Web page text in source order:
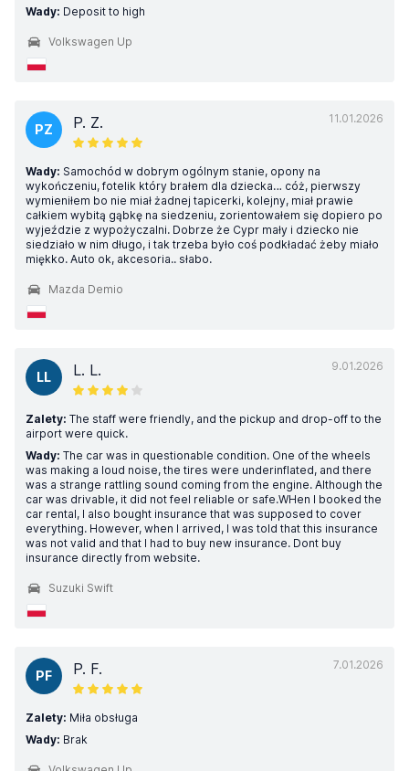
Wady: Deposit to high
Volkswagen Up
11.01.2026
PZ P. Z.
Wady: Samochód w dobrym ogólnym stanie, opony na
wykończeniu, fotelik który brałem dla dziecka… cóż, pierwszy
wymieniłem bo nie miał żadnej tapicerki, kolejny, miał prawie
całkiem wybitą gąbkę na siedzeniu, zorientowałem się dopiero po
wyjeździe z wypożyczalni. Dobrze że Cypr mały i dziecko nie
siedziało w nim długo, i tak trzeba było coś podkładać żeby miało
miękko. Auto ok, akcesoria.. słabo.
Mazda Demio
9.01.2026
LL L. L.
Zalety: The staff were friendly, and the pickup and drop-off to the
airport were quick.
Wady: The car was in questionable condition. One of the wheels
was making a loud noise, the tires were underinflated, and there
was a strange rattling sound coming from the engine. Although the
car was drivable, it did not feel reliable or safe.WHen I booked the
car rental, I also bought insurance that was supposed to cover
everything. However, when I arrived, I was told that this insurance
was not valid and that I had to buy new insurance. Dont buy
insurance directly from website.
Suzuki Swift
7.01.2026
PF P. F.
Zalety: Miła obsługa
Wady: Brak